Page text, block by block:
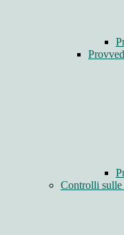
Controlli sulle